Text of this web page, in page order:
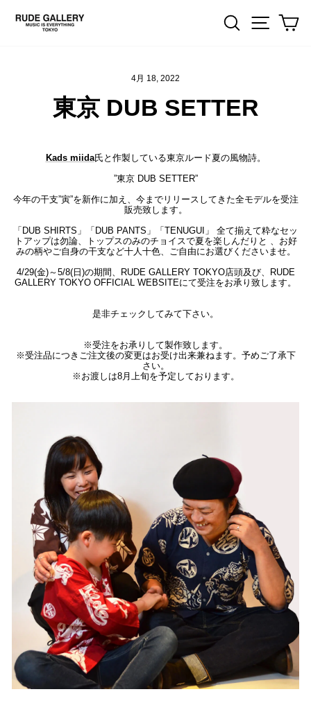
content
SearchSite
4月 18, 2022
東京 DUB SETTER
Kads miida氏と作製している東京ルード夏の風物詩。
”東京 DUB SETTER”
今年の干支”寅”を新作に加え、今までリリースしてきた全モデルを受注
販売致します。
「DUB SHIRTS」「DUB PANTS」「TENUGUI」 全て揃えて粋なセッ
トアップは勿論、トップスのみのチョイスで夏を楽しんだりと 、お好
みの柄やご自身の干支など十人十色、ご自由にお選びくださいませ。
4/29(金)～5/8(日)の期間、RUDE GALLERY TOKYO店頭及び、RUDE
GALLERY TOKYO OFFICIAL WEBSITEにて受注をお承り致します。
是非チェックしてみて下さい。
※受注をお承りして製作致します。
※受注品につきご注文後の変更はお受け出来兼ねます。予めご了承下
さい。
※お渡しは8月上旬を予定しております。